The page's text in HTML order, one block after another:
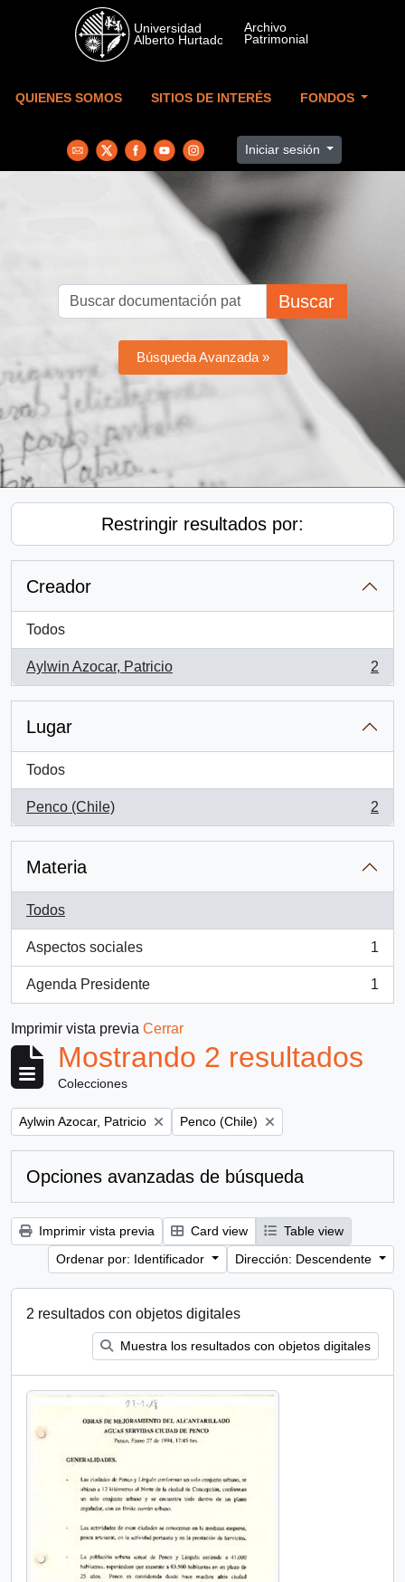
Skip to main content
QUIENES SOMOS SITIOS DE INTERÉS FONDOS
Iniciar sesión
Buscar
Búsqueda Avanzada »
Restringir resultados por:
Creador
Todos
Aylwin Azocar, Patricio
, 2 resultados
2
Lugar
Todos
Penco (Chile)
, 2 resultados
2
Materia
Todos
Aspectos sociales
, 1 resultados
1
Agenda Presidente
, 1 resultados
1
Imprimir vista previa Cerrar
Mostrando 2 resultados
Colecciones
Remove filter:
Aylwin Azocar, Patricio Remove filter:
Penco (Chile)
Opciones avanzadas de búsqueda
Imprimir vista previa Card view
Table view
Ordenar por: Identificador
Dirección: Descendente
2 resultados con objetos digitales
Muestra los resultados con objetos digitales